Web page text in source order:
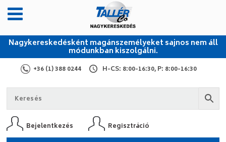
Nagykereskedésként magánszemélyeket sajnos nem áll
módunkban kiszolgálni.
+36 (1) 388 0244 H-CS: 8:00-16:30, P: 8:00-16:30
Bejelentkezés Regisztráció